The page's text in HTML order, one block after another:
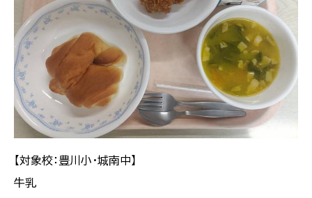
【対象校：豊川小・城南中】
牛乳